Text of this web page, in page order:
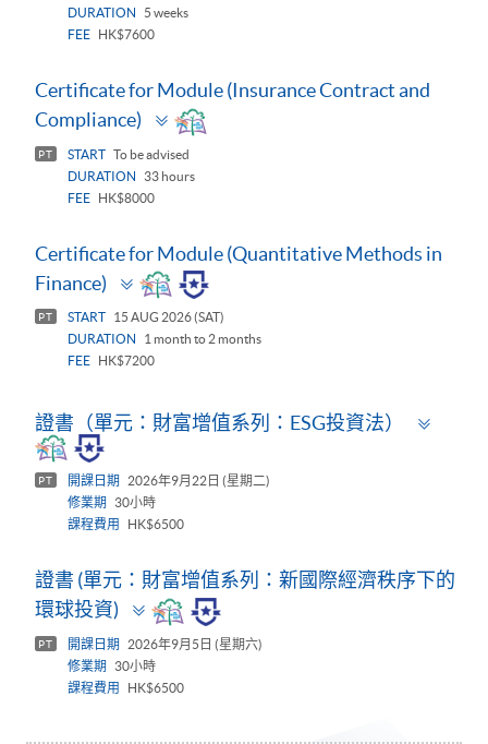
DURATION
5 weeks
FEE
HK$7600
Certificate for Module (Insurance Contract and
Compliance)
Toggle
panel
PT START To be advised
DURATION
33 hours
FEE
HK$8000
Certificate for Module (Quantitative Methods in
Finance)
Toggle
panel
PT START
15 AUG 2026 (SAT)
DURATION
1 month to 2 months
FEE
HK$7200
證書（單元：財富增值系列：ESG投資法）
PT 開課日期
2026年9月22日 (星期二)
修業期
30小時
課程費用
HK$6500
證書 (單元：財富增值系列：新國際經濟秩序下的
環球投資)
Toggle
panel
PT 開課日期
2026年9月5日 (星期六)
修業期
30小時
課程費用
HK$6500